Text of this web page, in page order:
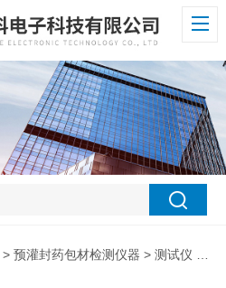
>预灌封药包材检测仪器 >测试仪